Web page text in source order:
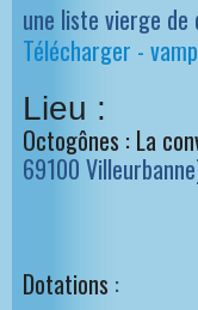
une liste vierge de
Télécharger -
Lieu :
Octogônes : La
69100
Dotations :